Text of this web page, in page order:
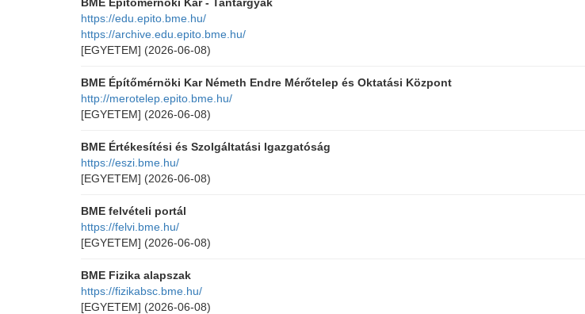
https://edu.epito.bme.hu/
https://archive.edu.epito.bme.hu/
[EGYETEM] (2026-06-08)
BME Építőmérnöki Kar Németh Endre Mérőtelep és Oktatási Központ
http://merotelep.epito.bme.hu/
[EGYETEM] (2026-06-08)
BME Értékesítési és Szolgáltatási Igazgatóság
https://eszi.bme.hu/
[EGYETEM] (2026-06-08)
BME felvételi portál
https://felvi.bme.hu/
[EGYETEM] (2026-06-08)
BME Fizika alapszak
https://fizikabsc.bme.hu/
[EGYETEM] (2026-06-08)